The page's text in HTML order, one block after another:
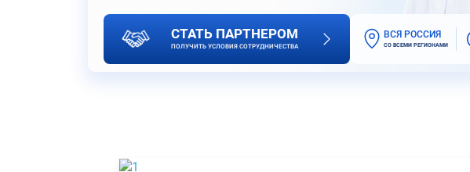
СТАТЬ ПАРТНЕРОМ
ПОЛУЧИТЬ УСЛОВИЯ СОТРУДНИЧЕСТВА
ВСЯ РОССИЯ
СО ВСЕМИ РЕГИОНАМИ